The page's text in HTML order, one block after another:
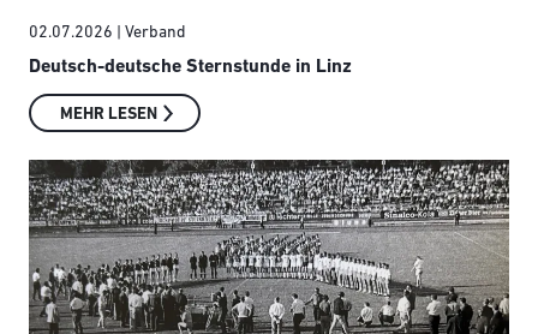
02.07.2026 | Verband
Deutsch-deutsche Sternstunde in Linz
MEHR LESEN